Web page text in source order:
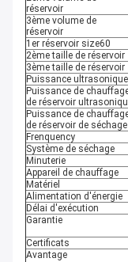
réservoir
3ème volume de
réservoir
1er réservoir size60
2ème taille de réservoir
3ème taille de réservoir
Puissance ultrasonique
Puissance de
de réservoir
Puissance de
de réservoir de séchage
Frenquency
Système de séchage
Minuterie
Appareil de chauffage
Matériel
Alimentation d'énergie
Délai d'exécution
Garantie
Certificats
Avantage